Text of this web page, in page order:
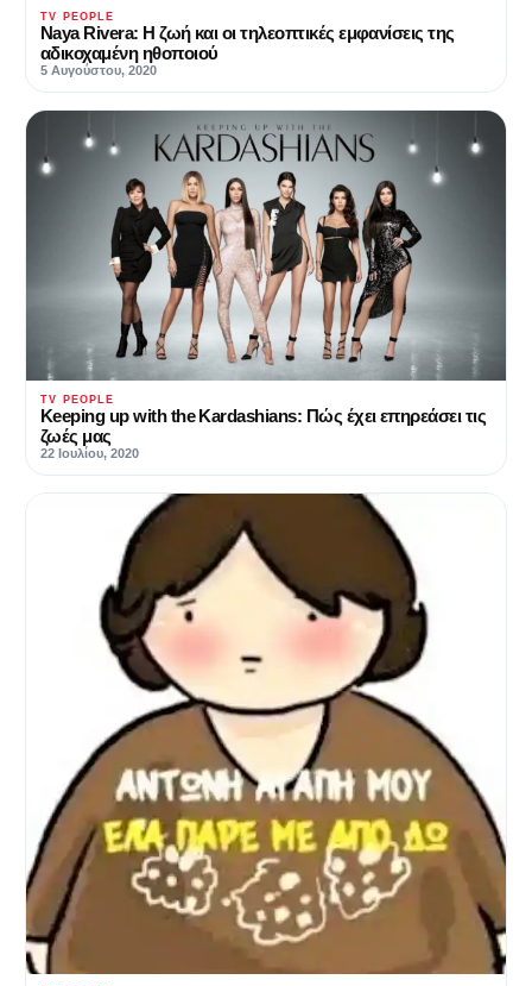
TV PEOPLE
Naya Rivera: Η ζωή και οι τηλεοπτικές εμφανίσεις της
αδικοχαμένη ηθοποιού
5 Αυγούστου, 2020
TV PEOPLE
Keeping up with the Kardashians: Πώς έχει επηρεάσει τις
ζωές μας
22 Ιουλίου, 2020